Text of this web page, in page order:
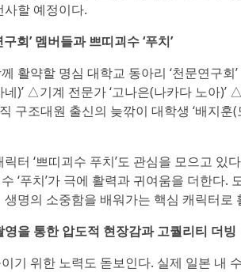
할 예정이다.
회’ 멤버들과 쁘띠괴수 ‘푸치’
활약할 명심 대학교 동아리 ‘천문연구
네)’ △기계 전문가 ‘고나은(나카다 노아)’
구조대원 출신의 늦깎이 대학생 ‘배지훈
터 ‘쁘띠괴수 푸치’도 관심을 모으고 있
‘푸치’가 극에 활력과 귀여움을 더한다.
생명의 소중함을 배워가는 핵심 캐릭터로
을 통한 압도적 현장감과 고퀄리티 더빙
기 위한 노력도 돋보인다. 실제 일본 내